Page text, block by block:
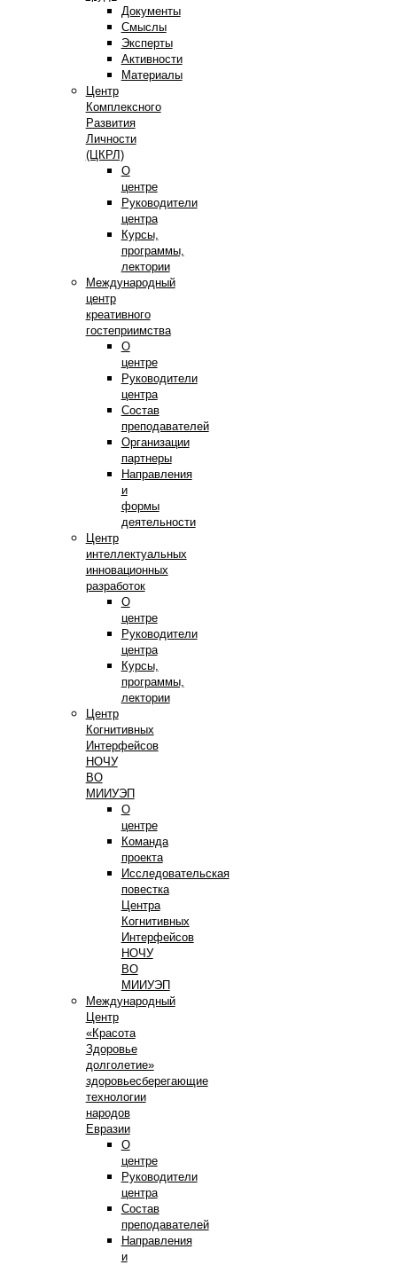
Документы
Смыслы
Эксперты
Активности
Материалы
Центр
Комплексного
Развития
Личности
(ЦКРЛ)
О
центре
Руководители
центра
Курсы,
программы,
лектории
Международный
центр
креативного
гостеприимства
О
центре
Руководители
центра
Состав
преподавателей
Организации
партнеры
Направления
и
формы
деятельности
Центр
интеллектуальных
инновационных
разработок
О
центре
Руководители
центра
Курсы,
программы,
лектории
Центр
Когнитивных
Интерфейсов
НОЧУ
ВО
МИИУЭП
О
центре
Команда
проекта
Исследовательская
повестка
Центра
Когнитивных
Интерфейсов
НОЧУ
ВО
МИИУЭП
Международный
Центр
«Красота
Здоровье
долголетие»
здоровьесберегающие
технологии
народов
Евразии
О
центре
Руководители
центра
Состав
преподавателей
Направления
и